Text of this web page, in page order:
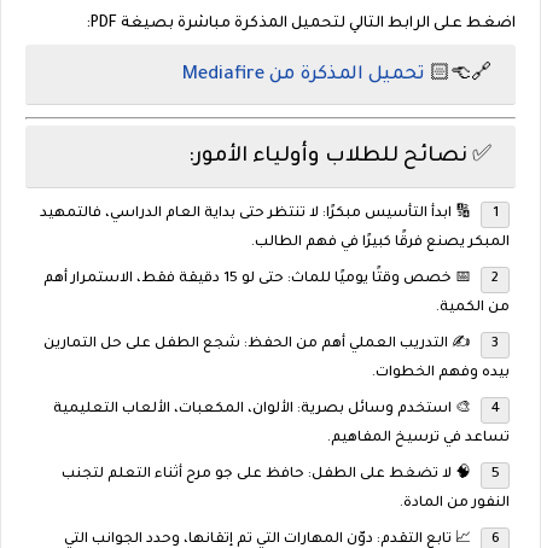
اضغط على الرابط التالي لتحميل المذكرة مباشرة بصيغة PDF:
🔗👈🏻 تحميل المذكرة من Mediafire
✅ نصائح للطلاب وأولياء الأمور:
🔢ابدأ التأسيس مبكرًا: لا تنتظر حتى بداية العام الدراسي، فالتمهيد
المبكر يصنع فرقًا كبيرًا في فهم الطالب.
📅خصص وقتًا يوميًا للماث
: حتى لو 15 دقيقة فقط، الاستمرار أهم
من الكمية.
✍️التدريب العملي أهم من الحفظ: شجع الطفل على حل التمارين
بيده وفهم الخطوات.
🎨استخدم وسائل بصرية: الألوان، المكعبات، الألعاب التعليمية
تساعد في ترسيخ المفاهيم.
🧠لا تضغط على الطفل: حافظ على جو مرح أثناء التعلم لتجنب
النفور من المادة.
📈تابع التقدم: دوّن المهارات التي تم إتقانها، وحدد الجوانب التي